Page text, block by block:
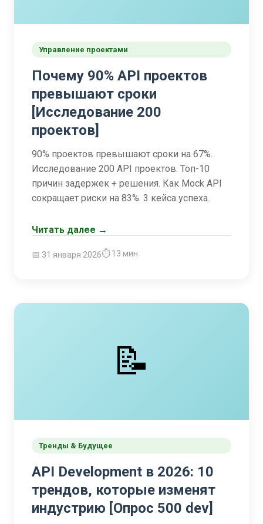
Управление проектами
Почему 90% API проектов
превышают сроки
[Исследование 200
проектов]
90% проектов превышают сроки на 67%.
Исследование 200 API проектов. Топ-10
причин задержек + решения. Как Mock API
сокращает риски на 83%. 3 кейса успеха.
Читать далее →
📅 31 января 2026⏱ 13 мин
📝
Тренды & Будущее
API Development в 2026: 10
трендов, которые изменят
индустрию [Опрос 500 dev]